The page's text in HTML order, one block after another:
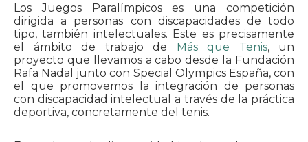
Los Juegos Paralímpicos es una competición
dirigida a personas con discapacidades de todo
tipo, también intelectuales. Este es precisamente
el ámbito de trabajo de Más que Tenis, un
proyecto que llevamos a cabo desde la Fundación
Rafa Nadal junto con Special Olympics España, con
el que promovemos la integración de personas
con discapacidad intelectual a través de la práctica
deportiva, concretamente del tenis.